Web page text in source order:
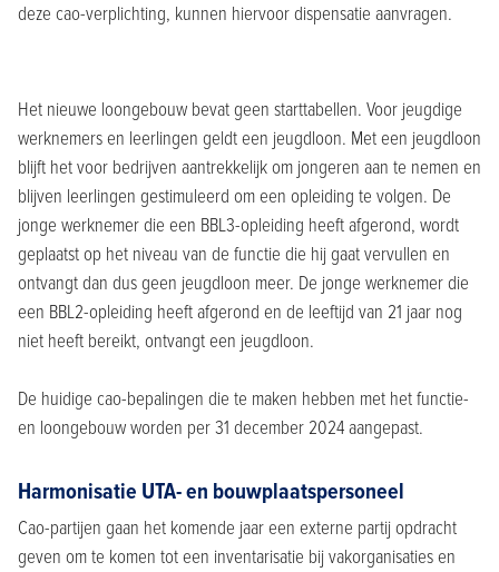
deze cao-verplichting, kunnen hiervoor dispensatie aanvragen.
Het nieuwe loongebouw bevat geen starttabellen. Voor jeugdige
werknemers en leerlingen geldt een jeugdloon. Met een jeugdloon
blijft het voor bedrijven aantrekkelijk om jongeren aan te nemen en
blijven leerlingen gestimuleerd om een opleiding te volgen. De
jonge werknemer die een BBL3-opleiding heeft afgerond, wordt
geplaatst op het niveau van de functie die hij gaat vervullen en
ontvangt dan dus geen jeugdloon meer. De jonge werknemer die
een BBL2-opleiding heeft afgerond en de leeftijd van 21 jaar nog
niet heeft bereikt, ontvangt een jeugdloon.
De huidige cao-bepalingen die te maken hebben met het functie-
en loongebouw worden per 31 december 2024 aangepast.
Harmonisatie UTA- en bouwplaatspersoneel
Cao-partijen gaan het komende jaar een externe partij opdracht
geven om te komen tot een inventarisatie bij vakorganisaties en